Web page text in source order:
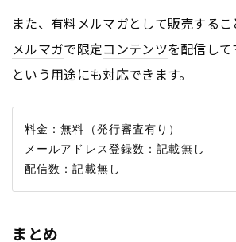
また、有料メルマガとして販売するこ
メルマガで限定コンテンツを配信し
という用途にも対応できます。
料金：無料（発行審査有り）
メールアドレス登録数：記載無し
まとめ